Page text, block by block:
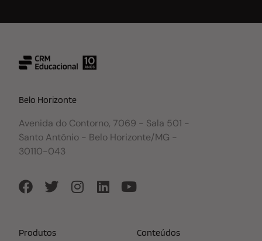
Belo Horizonte
Avenida do Contorno, 7069 - Sala 501 -
Santo Antônio - Belo Horizonte/MG -
30110-043
Produtos Conteúdos